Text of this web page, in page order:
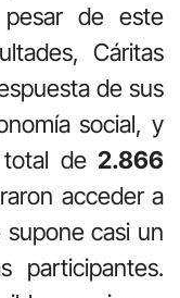
de este
Cáritas
de sus
social, y
de 2.866
acceder a
casi un
participantes.